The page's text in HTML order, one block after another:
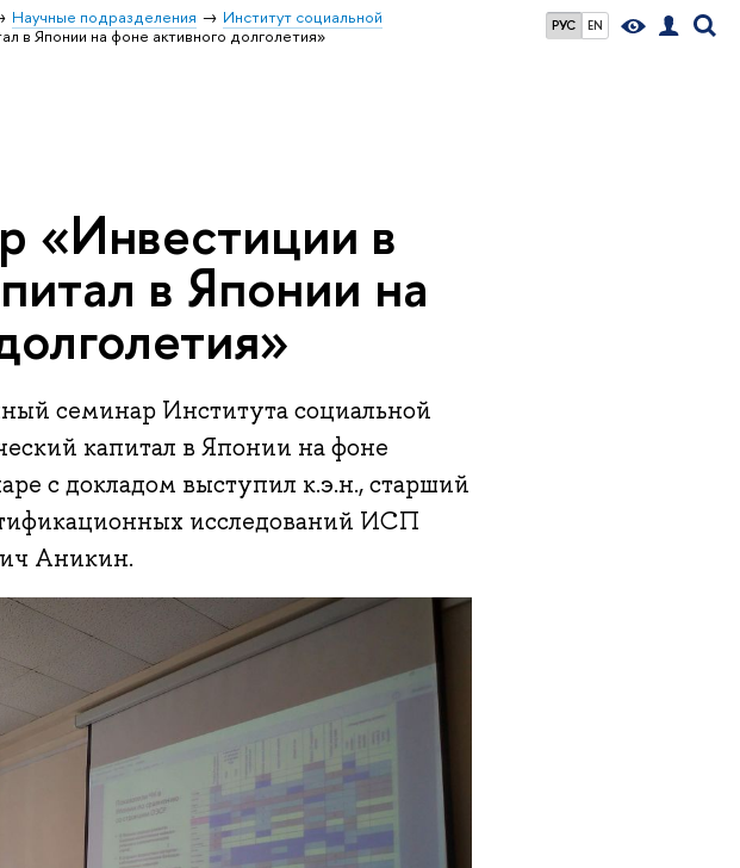
РУС EN
Научные подразделения
Институт социальной
в Японии на фоне активного долголетия»
«Инвестиции в
в Японии на
семинар Института социальной
капитал в Японии на фоне
с докладом выступил к.э.н., старший
исследований ИСП
Аникин.